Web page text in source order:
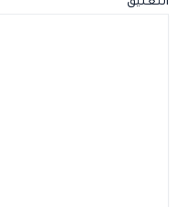
التعليق *